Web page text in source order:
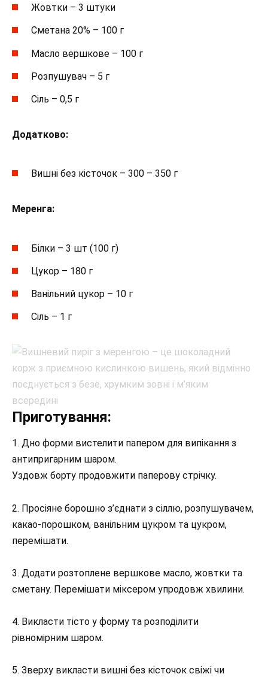
Жовтки – 3 штуки
Сметана 20% – 100 г
Масло вершкове – 100 г
Розпушувач – 5 г
Сіль – 0,5 г
Додатково:
Вишні без кісточок – 300 – 350 г
Меренга:
Білки – 3 шт (100 г)
Цукор – 180 г
Ванільний цукор – 10 г
Сіль – 1 г
Приготування:
1. Дно форми вистелити папером для випікання з
антипригарним шаром.
Уздовж борту продовжити паперову стрічку.
2. Просіяне борошно з’єднати з сіллю, розпушувачем,
какао-порошком, ванільним цукром та цукром,
перемішати.
3. Додати розтоплене вершкове масло, жовтки та
сметану. Перемішати міксером упродовж хвилини.
4. Викласти тісто у форму та розподілити
рівномірним шаром.
5. Зверху викласти вишні без кісточок свіжі чи